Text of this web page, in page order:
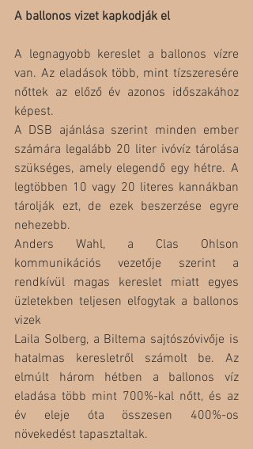
A ballonos vizet kapkodják el
A legnagyobb kereslet a ballonos vízre
van. Az eladások több, mint tízszeresére
nőttek az előző év azonos időszakához
képest.
A DSB ajánlása szerint minden ember
számára legalább 20 liter ivóvíz tárolása
szükséges, amely elegendő egy hétre. A
legtöbben 10 vagy 20 literes kannákban
tárolják ezt, de ezek beszerzése egyre
nehezebb.
Anders Wahl, a Clas Ohlson
kommunikációs vezetője szerint a
rendkívül magas kereslet miatt egyes
üzletekben teljesen elfogytak a ballonos
vizek
Laila Solberg, a Biltema sajtószóvivője is
hatalmas keresletről számolt be. Az
elmúlt három hétben a ballonos víz
eladása több mint 700%-kal nőtt, és az
év eleje óta összesen 400%-os
növekedést tapasztaltak.